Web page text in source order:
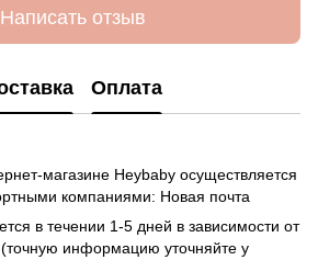
Написать отзыв
Оплата
магазине Heybaby осуществляется
компаниями: Новая почта
в течении 1-5 дней в зависимости от
информацию уточняйте у